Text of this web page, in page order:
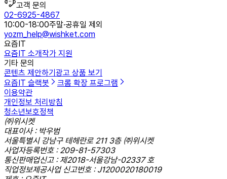
고객 문의
02-6925-4867
10:00-18:00주말·공휴일 제외
yozm_help@wishket.com
요즘IT
요즘IT 소개작가 지원
기타 문의
콘텐츠 제안하기 광고 상품 보기
요즘IT 슬랙봇
크롬 확장 프로그램
이용약관
개인정보 처리방침
청소년보호정책
㈜위시켓
대표이사 : 박우범
서울특별시 강남구 테헤란로 211 3층 ㈜위시켓
사업자등록번호 : 209-81-57303
통신판매업신고 : 제2018-서울강남-02337 호
직업정보제공사업 신고번호 : J1200020180019